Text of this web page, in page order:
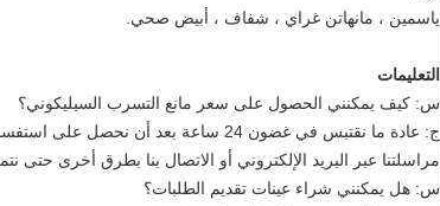
ياسمين ، مانهاتن غراي ، شفاف ، أبيض صحي.
التعليمات
س: كيف يمكنني الحصول على سعر مانع التسرب السيليكوني؟
ج: عادة ما نقتبس في غضون 24 ساعة
مراسلتنا عبر البريد الإلكتروني أو الاتصال بنا بطرق أخرى
س: هل يمكنني شراء عينات تقديم الطلبات؟